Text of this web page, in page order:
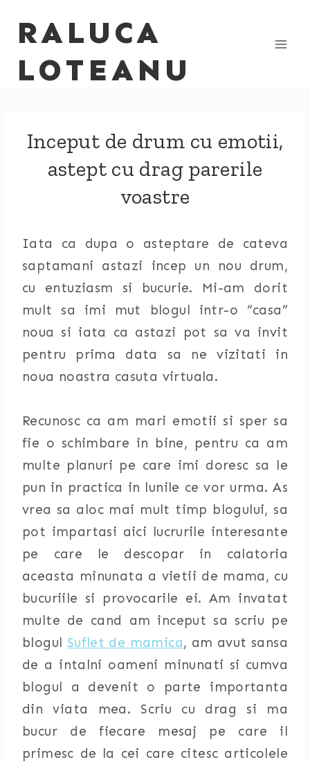
RALUCA
LOTEANU
Inceput de drum cu emotii,
astept cu drag parerile
voastre
Iata ca dupa o asteptare de cateva
saptamani astazi incep un nou drum,
cu entuziasm si bucurie. Mi-am dorit
mult sa imi mut blogul intr-o “casa”
noua si iata ca astazi pot sa va invit
pentru prima data sa ne vizitati in
noua noastra casuta virtuala.
Recunosc ca am mari emotii si sper sa
fie o schimbare in bine, pentru ca am
multe planuri pe care imi doresc sa le
pun in practica in lunile ce vor urma. As
vrea sa aloc mai mult timp blogului, sa
pot impartasi aici lucrurile interesante
pe care le descopar in calatoria
aceasta minunata a vietii de mama, cu
bucuriile si provocarile ei. Am invatat
multe de cand am inceput sa scriu pe
blogul Suflet de mamica, am avut sansa
de a intalni oameni minunati si cumva
blogul a devenit o parte importanta
din viata mea. Scriu cu drag si ma
bucur de fiecare mesaj pe care il
primesc de la cei care citesc articolele